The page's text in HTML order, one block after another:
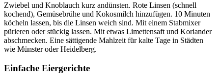
Zwiebel und Knoblauch kurz andünsten. Rote Linsen (schnell
kochend), Gemüsebrühe und Kokosmilch hinzufügen. 10 Minuten
köcheln lassen, bis die Linsen weich sind. Mit einem Stabmixer
pürieren oder stückig lassen. Mit etwas Limettensaft und Koriander
abschmecken. Eine sättigende Mahlzeit für kalte Tage in Städten
wie Münster oder Heidelberg.
Einfache Eiergerichte